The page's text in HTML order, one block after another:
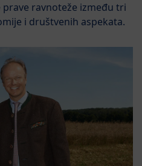
ravnoteže između tri
i društvenih aspekata.